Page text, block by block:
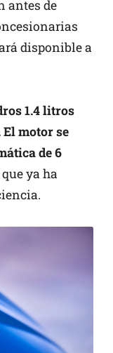
antes de
disponible a
1.4 litros
El motor se
de 6
ya ha